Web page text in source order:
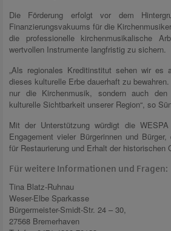
Die Förderung erfolgt vor dem
Finanzierungsvakuums für die
die professionelle kirchenmusikalische
wertvollen Instrumente langfristig zu sichern.
„Als regionales Kreditinstitut sehen wir es
dieses kulturelle Erbe dauerhaft zu
nur die Kirchenmusik, sondern auch
kulturelle Sichtbarkeit unserer Region“, so
Mit der Unterstützung würdigt die
Engagement vieler Bürgerinnen und
für Restaurierung und Erhalt der historischen
Für weitere Informationen und Fragen:
Tina Blatz-Ruhnau
Weser-Elbe Sparkasse
Bürgermeister-Smidt-Str. 24 – 30,
27568 Bremerhaven